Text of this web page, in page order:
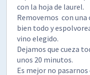
con la hoja de laurel.
Removemos con una
bien todo y
vino elegido.
Dejamos que cueza
unos 20 minutos.
Es mejor no